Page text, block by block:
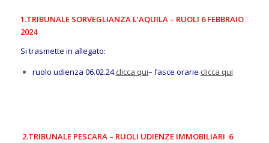
1.TRIBUNALE SORVEGLIANZA L’AQUILA – RUOLI 6 FEBBRAIO
2024
Si trasmette in allegato:
ruolo udienza 06.02.24clicca qui– fasce orarie clicca qui
2.TRIBUNALE PESCARA – RUOLI UDIENZE IMMOBILIARI 6